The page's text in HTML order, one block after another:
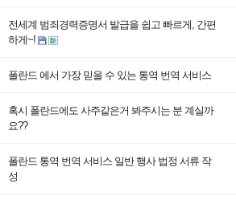
전세계 범죄경력증명서 발급을 쉽고 빠르게, 간편
하게~!
폴란드 에서 가장 믿을 수 있는 통역 번역 서비스
혹시 폴란드에도 사주같은거 봐주시는 분 계실까
요??
폴란드 통역 번역 서비스 일반 행사 법정 서류 작
성